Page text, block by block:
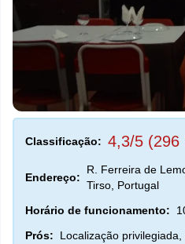
Classificação: 4,3/5 (296
Endereço:
R. Ferreira de
Tirso, Portugal
Horário de funcionamento:
Prós:
Localização